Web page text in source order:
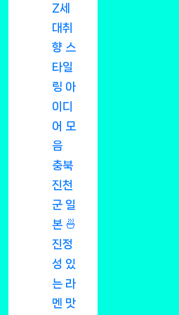
Z세
대취
향 스
타일
링 아
이디
어 모
음
충북
진천
군 일
본 🍜
진정
성 있
는 라
멘 맛